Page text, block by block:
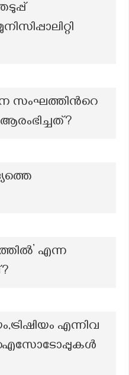
സംഘത്തിൻറെ
എന്ന
എന്നിവ